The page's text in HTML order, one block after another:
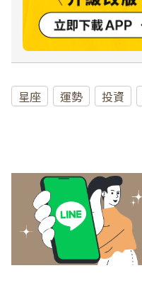
星座 運勢 投資